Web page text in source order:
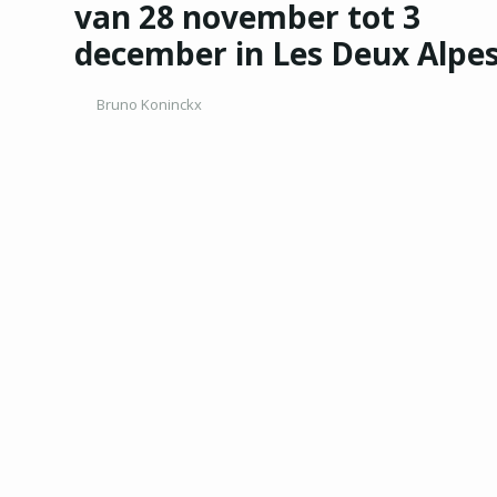
van 28 november tot 3
december in Les Deux
Bruno Koninckx